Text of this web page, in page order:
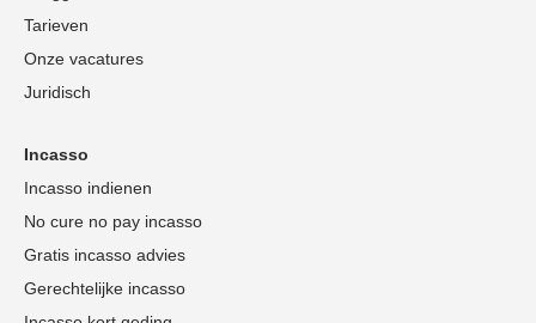
Tarieven
Onze vacatures
Juridisch
Incasso
Incasso indienen
No cure no pay incasso
Gratis incasso advies
Gerechtelijke incasso